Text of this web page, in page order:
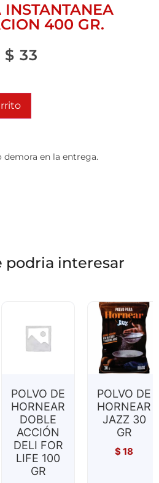
INSTANTANEA
400 GR.
$ 33
en la entrega.
podria interesar
POLVO DE
HORNEAR
DOBLE
ACCIÓN
DELI FOR
LIFE 100
GR
POLVO DE
HORNEAR
JAZZ 30
GR
$18